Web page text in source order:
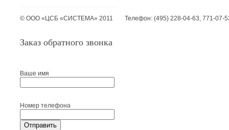
© ООО «ЦСБ «СИСТЕМА» 2011 Телефон: (495) 228-04-63, 771-07-
Заказ обратного звонка
Ваше имя
Номер телефона
Отправить